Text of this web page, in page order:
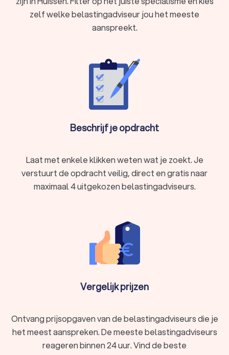
zelf welke belastingadviseur jou het meeste
aanspreekt.
Beschrijf je opdracht
Laat met enkele klikken weten wat je zoekt. Je
verstuurt de opdracht veilig, direct en gratis naar
maximaal 4 uitgekozen belastingadviseurs.
Vergelijk prijzen
Ontvang prijsopgaven van de belastingadviseurs die je
het meest aanspreken. De meeste belastingadviseurs
reageren binnen 24 uur. Vind de beste